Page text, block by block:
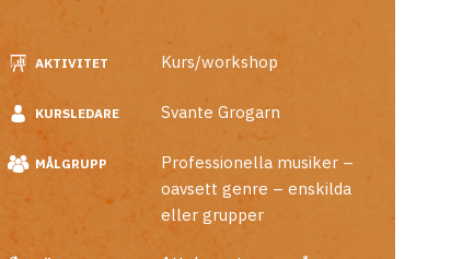
AKTIVITET Kurs/workshop
KURSLEDARE Svante Grogarn
MÅLGRUPP
Professionella musiker –
oavsett genre – enskilda
eller grupper